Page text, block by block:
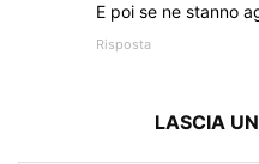
E poi se ne stanno
Risposta
LASCIA